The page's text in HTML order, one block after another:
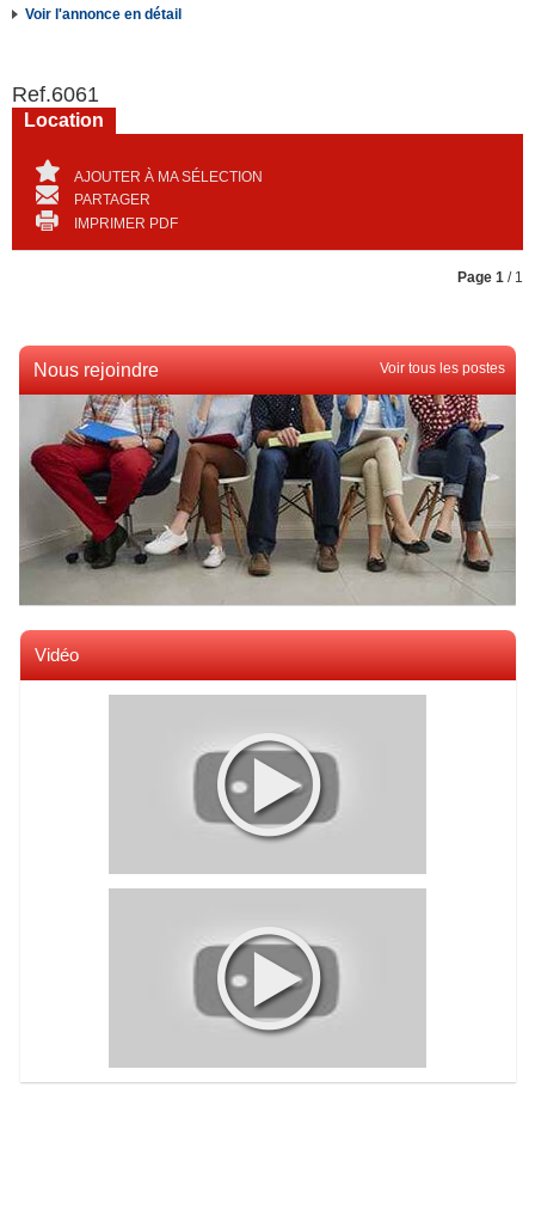
Voir l'annonce en détail
Ref.6061
Location
AJOUTER À MA SÉLECTION
PARTAGER
IMPRIMER PDF
Page 1 / 1
Nous rejoindre Voir tous les postes
Vidéo